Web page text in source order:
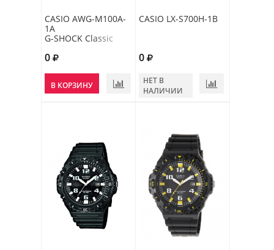
CASIO AWG-M100A-
1A
G-SHOCK Classic
0
В КОРЗИНУ
CASIO LX-S700H-1B
0
НЕТ В
НАЛИЧИИ